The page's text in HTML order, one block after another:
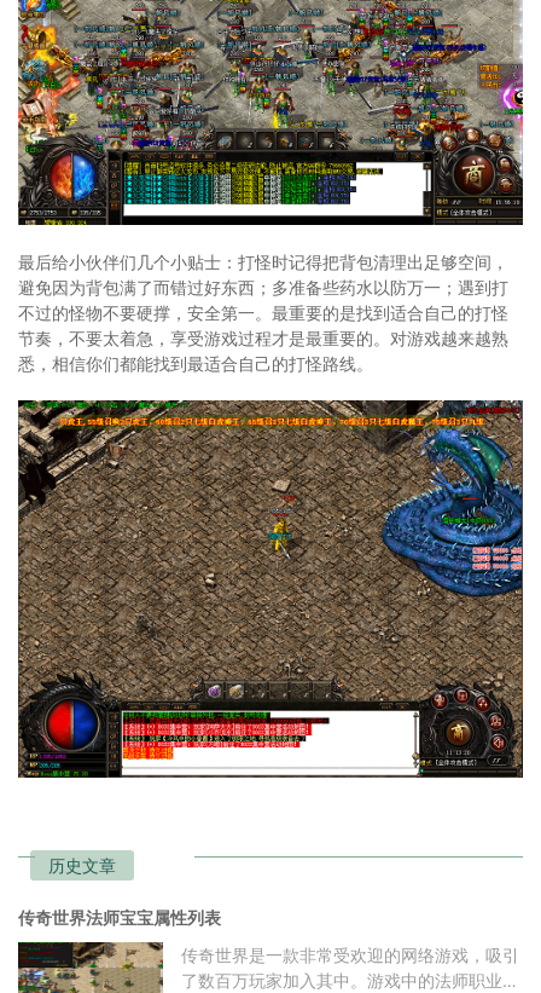
最后给小伙伴们几个小贴士：打怪时记得把背包清理出足够空间，
避免因为背包满了而错过好东西；多准备些药水以防万一；遇到打
不过的怪物不要硬撑，安全第一。最重要的是找到适合自己的打怪
节奏，不要太着急，享受游戏过程才是最重要的。对游戏越来越熟
悉，相信你们都能找到最适合自己的打怪路线。
历史文章
传奇世界法师宝宝属性列表
传奇世界是一款非常受欢迎的网络游戏，吸引
了数百万玩家加入其中。游戏中的法师职业被